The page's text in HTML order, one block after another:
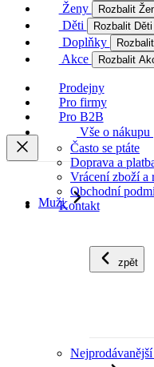
Ženy Rozbalit
Děti Rozbalit Děti
Doplňky
Akce Rozbalit
Prodejny
Pro firmy
Pro B2B
Vše o nákupu
Často se ptáte
Doprava a
Vrácení zboží a
Obchodní
Kontakt
Muži
zpět